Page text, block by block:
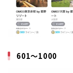
601〜1000